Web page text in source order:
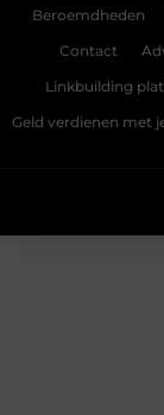
Beroemdheden
Contact
Linkbuilding
Geld verdienen met